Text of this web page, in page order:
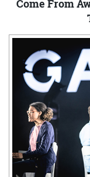
Come From